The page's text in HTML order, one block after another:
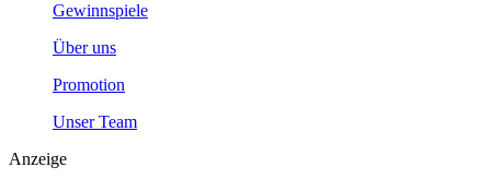
Gewinnspiele
Über uns
Promotion
Unser Team
Anzeige